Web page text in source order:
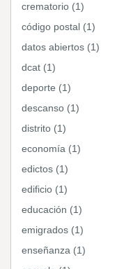
crematorio (1)
código postal (1)
datos abiertos (1)
dcat (1)
deporte (1)
descanso (1)
distrito (1)
economía (1)
edictos (1)
edificio (1)
educación (1)
emigrados (1)
enseñanza (1)